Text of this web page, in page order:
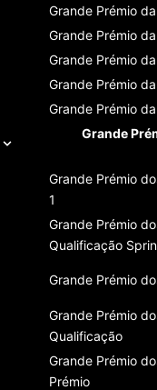
Grande Prémio
Grande Prémio
Grande Prémio
Grande Prémio
Grande Prémio
Grande
Grande Prémio
1
Grande Prémio
Qualificação
Grande Prémio
Grande Prémio
Qualificação
Grande Prémio
Prémio